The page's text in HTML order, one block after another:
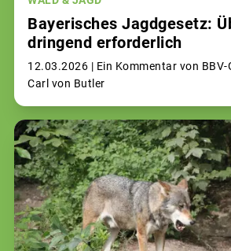
Bayerisches Jagdgesetz:
dringend erforderlich
12.03.2026 | Ein Kommentar von
Carl von Butler